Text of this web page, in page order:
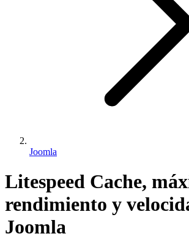
Joomla
Litespeed Cache,
rendimiento y
Joomla